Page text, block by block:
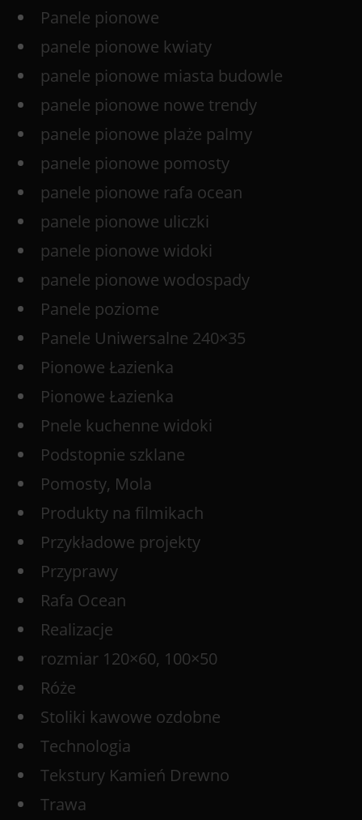
Panele pionowe
panele pionowe kwiaty
panele pionowe miasta budowle
panele pionowe nowe trendy
panele pionowe plaże palmy
panele pionowe pomosty
panele pionowe rafa ocean
panele pionowe uliczki
panele pionowe widoki
panele pionowe wodospady
Panele poziome
Panele Uniwersalne 240×35
Pionowe Łazienka
Pionowe Łazienka
Pnele kuchenne widoki
Podstopnie szklane
Pomosty, Mola
Produkty na filmikach
Przykładowe projekty
Przyprawy
Rafa Ocean
Realizacje
rozmiar 120×60, 100×50
Róże
Stoliki kawowe ozdobne
Technologia
Tekstury Kamień Drewno
Trawa